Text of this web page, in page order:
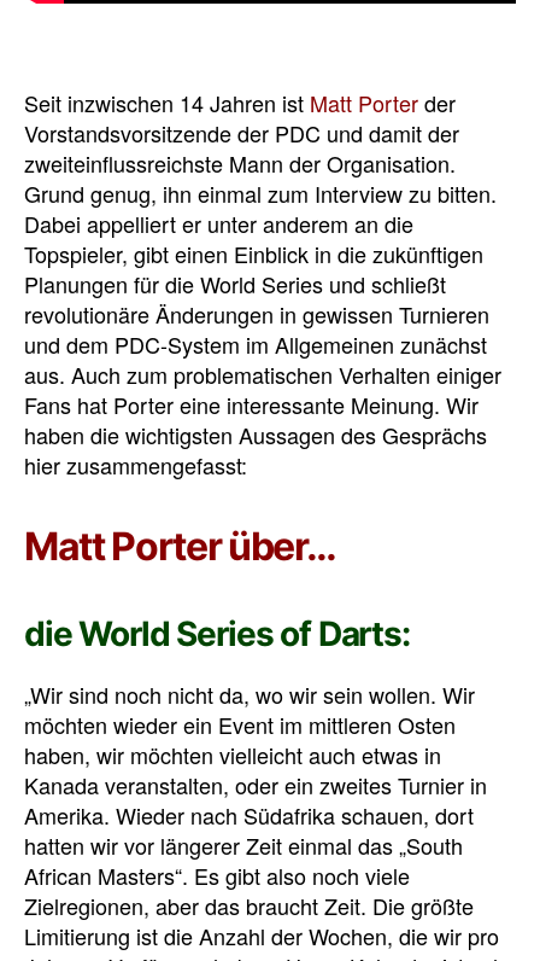
Seit inzwischen 14 Jahren ist Matt Porterder
Vorstandsvorsitzende der PDC und damit der
zweiteinflussreichste Mann der Organisation.
Grund genug, ihn einmal zum Interview zu bitten.
Dabei appelliert er unter anderem an die
Topspieler, gibt einen Einblick in die zukünftigen
Planungen für die World Series und schließt
revolutionäre Änderungen in gewissen Turnieren
und dem PDC-System im Allgemeinen zunächst
aus. Auch zum problematischen Verhalten einiger
Fans hat Porter eine interessante Meinung. Wir
haben die wichtigsten Aussagen des Gesprächs
hier zusammengefasst:
Matt Porter über…
die World Series of Darts:
„Wir sind noch nicht da, wo wir sein wollen. Wir
möchten wieder ein Event im mittleren Osten
haben, wir möchten vielleicht auch etwas in
Kanada veranstalten, oder ein zweites Turnier in
Amerika. Wieder nach Südafrika schauen, dort
hatten wir vor längerer Zeit einmal das „South
African Masters“. Es gibt also noch viele
Zielregionen, aber das braucht Zeit. Die größte
Limitierung ist die Anzahl der Wochen, die wir pro